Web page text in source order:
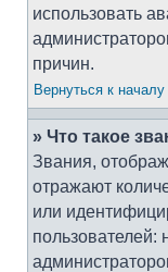
использовать
причин.
Вернуться к началу
» Что такое
Звания,
отражают
или
пользователей: